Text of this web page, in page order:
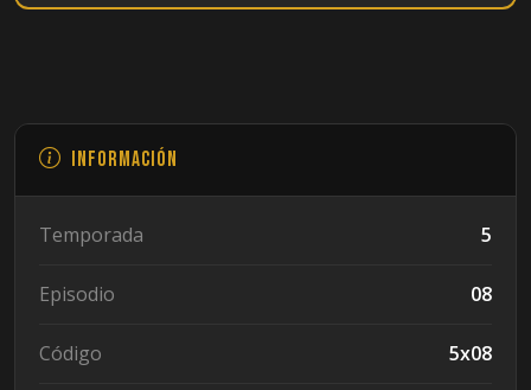
Información
Temporada 5
Episodio 08
Código 5x08